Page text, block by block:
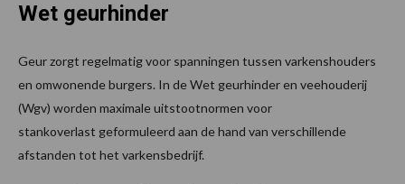
Wet geurhinder
Geur zorgt regelmatig voor spanningen tussen varkenshouders
en omwonende burgers. In de Wet geurhinder en veehouderij
(Wgv) worden maximale uitstootnormen voor
stankoverlast geformuleerd aan de hand van verschillende
afstanden tot het varkensbedrijf.